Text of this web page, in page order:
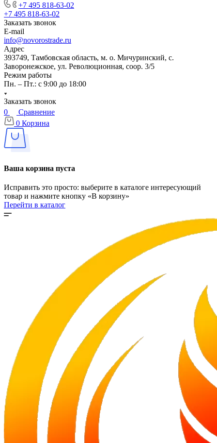
+7 495 818-63-02
+7 495 818-63-02
Заказать звонок
E-mail
info@novorostrade.ru
Адрес
393749, Тамбовская область, м. о. Мичуринский, с.
Заворонежское, ул. Революционная, соор. 3/5
Режим работы
Пн. – Пт.: с 9:00 до 18:00
Заказать звонок
0
Сравнение
0 Корзина
Ваша корзина пуста
Исправить это просто: выберите в каталоге интересующий
товар и нажмите кнопку «В корзину»
Перейти в каталог